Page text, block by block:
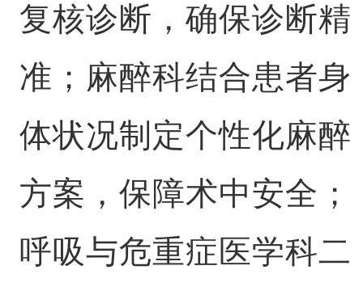
复核诊断，确保诊断精
准；麻醉科结合患者身
体状况制定个性化麻醉
方案，保障术中安全；
呼吸与危重症医学科二